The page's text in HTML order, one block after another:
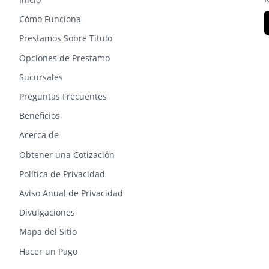
Cómo Funciona
Prestamos Sobre Titulo
Opciones de Prestamo
Sucursales
Preguntas Frecuentes
Beneficios
Acerca de
Obtener una Cotización
Política de Privacidad
Aviso Anual de Privacidad
Divulgaciones
Mapa del Sitio
Hacer un Pago